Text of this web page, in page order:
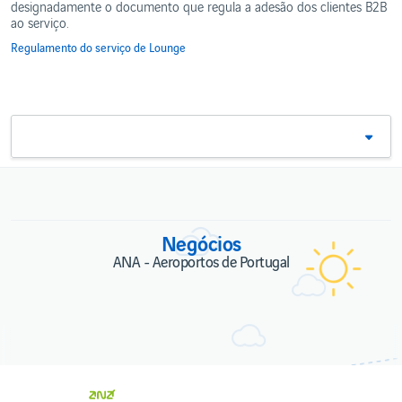
designadamente o documento que regula a adesão dos clientes B2B
ao serviço.
Regulamento do serviço de Lounge
Negócios
ANA - Aeroportos de Portugal
Taxas
Contactos
PROJETOS
IMOBILIÁRIOS
Projetos
imobiliários
Aeroportos
Expresso
de
Segurança